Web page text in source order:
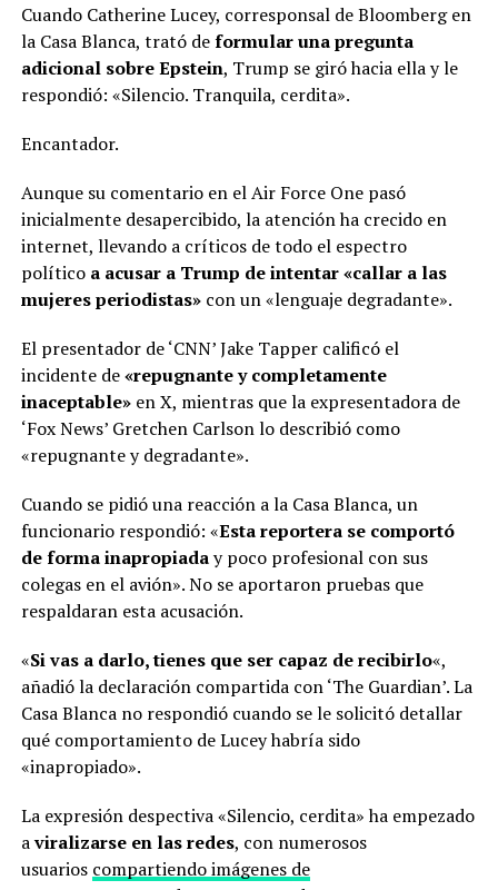
Cuando Catherine Lucey, corresponsal de Bloomberg en
la Casa Blanca, trató deformular una pregunta
adicional sobre Epstein, Trump se giró hacia ella y le
respondió: «Silencio. Tranquila, cerdita».
Encantador.
Aunque su comentario en el Air Force One pasó
inicialmente desapercibido, la atención ha crecido en
internet, llevando a críticos de todo el espectro
político a acusar a Trump de intentar «callar a las
mujeres periodistas»con un «lenguaje degradante».
El presentador de ‘CNN’ Jake Tapper calificó el
incidente de«repugnante y completamente
inaceptable»en X, mientras que la expresentadora de
‘Fox News’ Gretchen Carlson lo describió como
«repugnante y degradante».
Cuando se pidió una reacción a la Casa Blanca, un
funcionario respondió: «Esta reportera se comportó
de forma inapropiaday poco profesional con sus
colegas en el avión». No se aportaron pruebas que
respaldaran esta acusación.
«Si vas a darlo, tienes que ser capaz de recibirlo«,
añadió la declaración compartida con ‘The Guardian’. La
Casa Blanca no respondió cuando se le solicitó detallar
qué comportamiento de Lucey habría sido
«inapropiado».
La expresión despectiva «Silencio, cerdita» ha empezado
aviralizarse en las redes, con numerosos
usuarios compartiendo imágenes de